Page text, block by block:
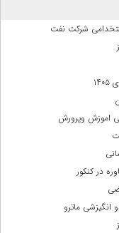
شرکت نفت
اموزش وپرورش
در کنکور
ماترو